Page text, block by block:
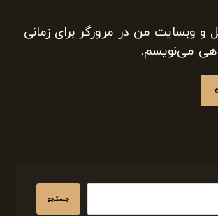
و وبسایت من در مرورگر برای زمانی
می‌نویسم.
جستجو